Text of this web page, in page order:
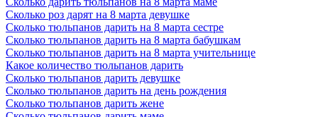
Сколько роз дарят на 8 марта девушке
Сколько тюльпанов дарить на 8 марта сестре
Сколько тюльпанов дарить на 8 марта бабушкам
Сколько тюльпанов дарить на 8 марта учительнице
Какое количество тюльпанов дарить
Сколько тюльпанов дарить девушке
Сколько тюльпанов дарить на день рождения
Сколько тюльпанов дарить жене
мало кто продолжает придерживаться этих правил. Пожалуй, не
важно сколько цветов в букете. Гораздо важнее дарить близким
людям внимание и хорошее настроение!
Что подарить с букетом цветов
Цветы являются неотъемлемой частью подарков и поздравлений
по всевозможным поводам. Но чаще всего, поздравления и
презенты не ограничиваются только букетом. Рассмотрим